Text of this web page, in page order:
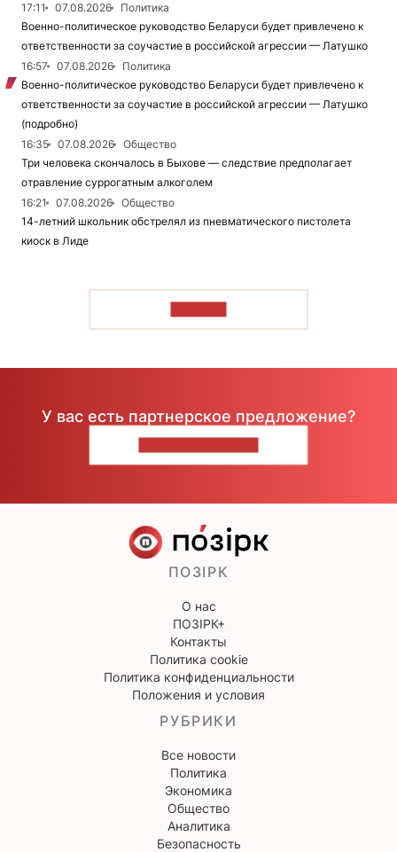
17:11
07.08.2026
Политика
Военно-политическое руководство Беларуси будет привлечено к
ответственности за соучастие в российской агрессии — Латушко
16:57
07.08.2026
Политика
Военно-политическое руководство Беларуси будет привлечено к
ответственности за соучастие в российской агрессии — Латушко
(подробно)
16:35
07.08.2026
Общество
Три человека скончалось в Быхове — следствие предполагает
отравление суррогатным алкоголем
16:21
07.08.2026
Общество
14-летний школьник обстрелял из пневматического пистолета
киоск в Лиде
У вас есть партнерское предложение?
ПОЗІРК
О нас
ПОЗІРК+
Контакты
Политика cookie
Политика конфиденциальности
Положения и условия
РУБРИКИ
Все новости
Политика
Экономика
Общество
Аналитика
Безопасность